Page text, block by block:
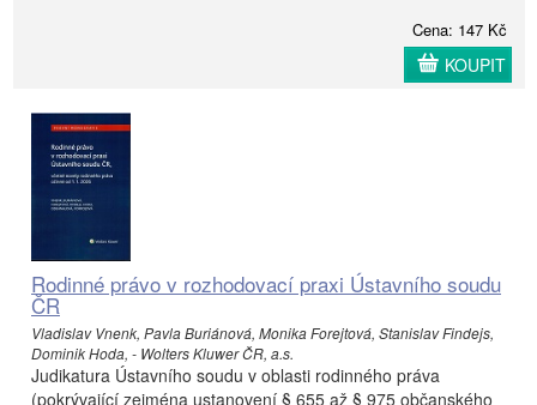
Cena: 147 Kč
KOUPIT
Rodinné právo v rozhodovací praxi Ústavního soudu
ČR
Vladislav Vnenk, Pavla Buriánová, Monika Forejtová, Stanislav Findejs,
Dominik Hoda, - Wolters Kluwer ČR, a.s.
Judikatura Ústavního soudu v oblasti rodinného práva
(pokrývající zejména ustanovení § 655 až § 975 občanského